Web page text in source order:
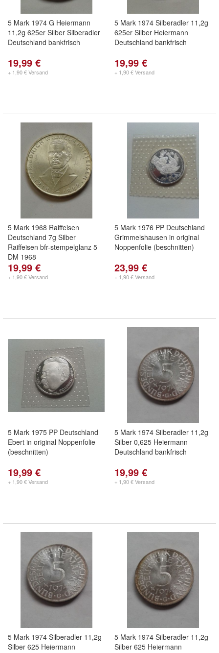
5 Mark 1974 G Heiermann
11,2g 625er Silber Silberadler
Deutschland bankfrisch
19,99 €
+ 1,90 € Versand
5 Mark 1974 Silberadler 11,2g
625er Silber Heiermann
Deutschland bankfrisch
19,99 €
+ 1,90 € Versand
5 Mark 1968 Raiffeisen
Deutschland 7g Silber
Raiffeisen bfr-stempelglanz 5
DM 1968
19,99 €
+ 1,90 € Versand
5 Mark 1976 PP Deutschland
Grimmelshausen in original
Noppenfolie (beschnitten)
23,99 €
+ 1,90 € Versand
5 Mark 1975 PP Deutschland
Ebert in original Noppenfolie
(beschnitten)
19,99 €
+ 1,90 € Versand
5 Mark 1974 Silberadler 11,2g
Silber 0,625 Heiermann
Deutschland bankfrisch
19,99 €
+ 1,90 € Versand
5 Mark 1974 Silberadler 11,2g
Silber 625 Heiermann
5 Mark 1974 Silberadler 11,2g
Silber 625 Heiermann